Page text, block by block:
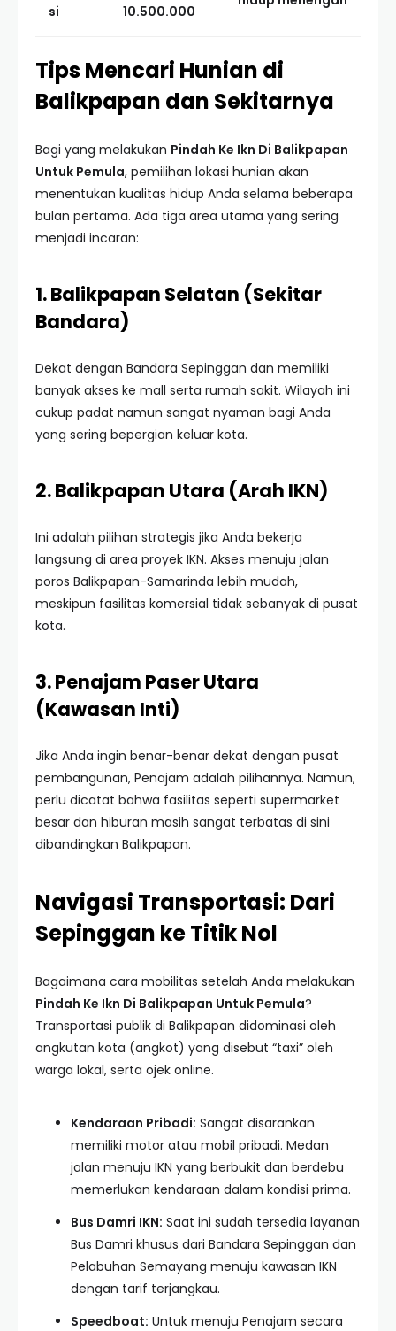
si 10.500.000
Tips Mencari Hunian di
Balikpapan dan Sekitarnya
Bagi yang melakukan Pindah Ke Ikn Di Balikpapan
Untuk Pemula, pemilihan lokasi hunian akan
menentukan kualitas hidup Anda selama beberapa
bulan pertama. Ada tiga area utama yang sering
menjadi incaran:
1. Balikpapan Selatan (Sekitar
Bandara)
Dekat dengan Bandara Sepinggan dan memiliki
banyak akses ke mall serta rumah sakit. Wilayah ini
cukup padat namun sangat nyaman bagi Anda
yang sering bepergian keluar kota.
2. Balikpapan Utara (Arah IKN)
Ini adalah pilihan strategis jika Anda bekerja
langsung di area proyek IKN. Akses menuju jalan
poros Balikpapan-Samarinda lebih mudah,
meskipun fasilitas komersial tidak sebanyak di pusat
kota.
3. Penajam Paser Utara
(Kawasan Inti)
Jika Anda ingin benar-benar dekat dengan pusat
pembangunan, Penajam adalah pilihannya. Namun,
perlu dicatat bahwa fasilitas seperti supermarket
besar dan hiburan masih sangat terbatas di sini
dibandingkan Balikpapan.
Navigasi Transportasi: Dari
Sepinggan ke Titik Nol
Bagaimana cara mobilitas setelah Anda melakukan
Pindah Ke Ikn Di Balikpapan Untuk Pemula?
Transportasi publik di Balikpapan didominasi oleh
angkutan kota (angkot) yang disebut “taxi” oleh
warga lokal, serta ojek online.
Kendaraan Pribadi: Sangat disarankan
memiliki motor atau mobil pribadi. Medan
jalan menuju IKN yang berbukit dan berdebu
memerlukan kendaraan dalam kondisi prima.
Bus Damri IKN: Saat ini sudah tersedia layanan
Bus Damri khusus dari Bandara Sepinggan dan
Pelabuhan Semayang menuju kawasan IKN
dengan tarif terjangkau.
Speedboat: Untuk menuju Penajam secara